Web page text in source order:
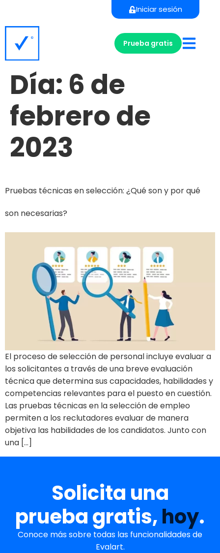
Iniciar sesión
Prueba gratis
Día: 6 de
febrero de
2023
Pruebas técnicas en selección: ¿Qué son y por qué
son necesarias?
El proceso de selección de personal incluye evaluar a
los solicitantes a través de una breve evaluación
técnica que determina sus capacidades, habilidades y
competencias relevantes para el puesto en cuestión.
Las pruebas técnicas en la selección de empleo
permiten a los reclutadores evaluar de manera
objetiva las habilidades de los candidatos. Junto con
una […]
Solicita una
prueba gratis,hoy.
Conoce más sobre todas las funcionalidades de
Evalart.